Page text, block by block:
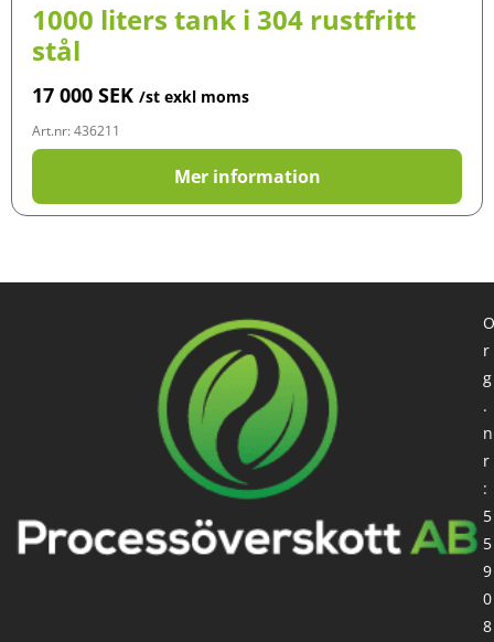
1000 liters tank i 304 rustfritt
stål
17 000 SEK /st exkl moms
Art.nr: 436211
Mer information
O
r
g
.
n
r
:
5
5
9
0
8